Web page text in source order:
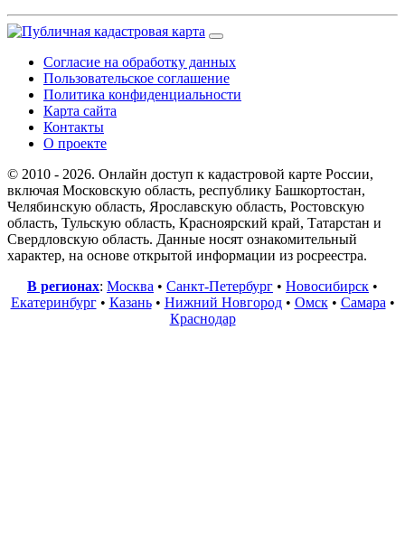
Согласие на обработку данных
Пользовательское соглашение
Политика конфиденциальности
Карта сайта
Контакты
О проекте
© 2010 - 2026. Онлайн доступ к кадастровой карте России,
включая Московскую область, республику Башкортостан,
Челябинскую область, Ярославскую область, Ростовскую
область, Тульскую область, Красноярский край, Татарстан и
Свердловскую область. Данные носят ознакомительный
характер, на основе открытой информации из росреестра.
В регионах: Москва • Санкт-Петербург • Новосибирск •
Екатеринбург• Казань• Нижний Новгород• Омск• Самара •
Краснодар